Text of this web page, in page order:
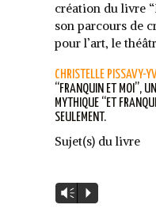
création du livre
son parcours de
pour l’art, le
CHRISTELLE PISSAVY-
“FRANQUIN ET MOI”,
MYTHIQUE “ET
SEULEMENT.
Sujet(s) du livre
Lecteur
audio
Vm P